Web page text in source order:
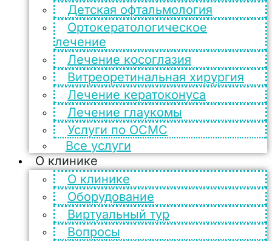
Детская офтальмология
Ортокератологическое
лечение
Лечение косоглазия
Витреоретинальная хирургия
Лечение кератоконуса
Лечение глаукомы
Услуги по ОСМС
Все услуги
О клинике
О клинике
Оборудование
Виртуальный тур
Вопросы